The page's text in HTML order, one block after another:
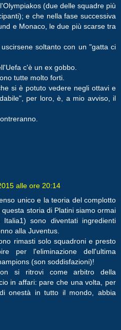
(due delle squadre più
e che nella fase successiva
e Monaco, le due più scarse tra
soltanto con un "gatta ci
c'è un ex gobbo.
tutte molto forti.
si è potuto vedere negli ottavi e
per loro, è, a mio avviso, il
alle ore 20:14
unico e la teoria del complotto
storia di Platini siamo ormai
sono diventati ingredienti
alla Juventus.
rimasti solo squadroni e presto
per l'eliminazione dell'ultima
(son soddisfazioni)!
si ritrovi come arbitro della
in affari: pare che una volta, per
onestà in tutto il mondo, abbia